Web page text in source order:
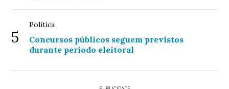
5
Política
Concursos públicos seguem previstos
durante período eleitoral